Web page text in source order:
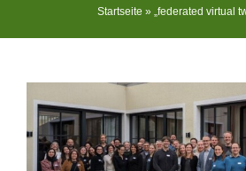
Startseite » „federated virtual